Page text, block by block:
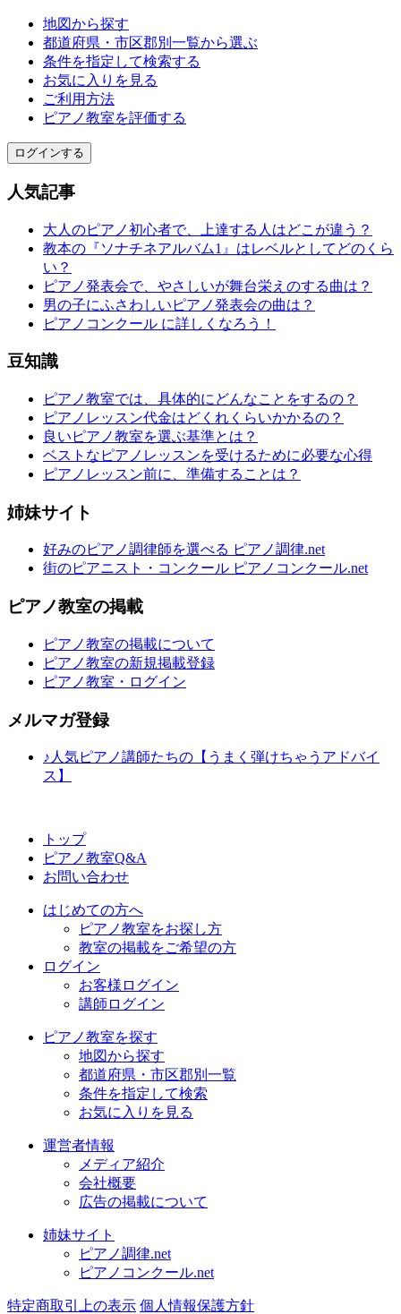
地図から探す
都道府県・市区郡別一覧から選ぶ
条件を指定して検索する
お気に入りを見る
ご利用方法
ピアノ教室を評価する
ログインする
人気記事
大人のピアノ初心者で、上達する人はどこが違う？
教本の『ソナチネアルバム1』はレベルとしてどのくら
い？
ピアノ発表会で、やさしいが舞台栄えのする曲は？
男の子にふさわしいピアノ発表会の曲は？
ピアノコンクール に詳しくなろう！
豆知識
ピアノ教室では、具体的にどんなことをするの？
ピアノレッスン代金はどくれくらいかかるの？
良いピアノ教室を選ぶ基準とは？
ベストなピアノレッスンを受けるために必要な心得
ピアノレッスン前に、準備することは？
姉妹サイト
好みのピアノ調律師を選べる ピアノ調律.net
街のピアニスト・コンクール ピアノコンクール.net
ピアノ教室の掲載
ピアノ教室の掲載について
ピアノ教室の新規掲載登録
ピアノ教室・ログイン
メルマガ登録
♪人気ピアノ講師たちの【うまく弾けちゃうアドバイ
ス】
トップ
ピアノ教室Q&A
お問い合わせ
はじめての方へ
ピアノ教室をお探し方
教室の掲載をご希望の方
ログイン
お客様ログイン
講師ログイン
ピアノ教室を探す
地図から探す
都道府県・市区郡別一覧
条件を指定して検索
お気に入りを見る
運営者情報
メディア紹介
会社概要
広告の掲載について
姉妹サイト
ピアノ調律.net
ピアノコンクール.net
特定商取引上の表示 個人情報保護方針